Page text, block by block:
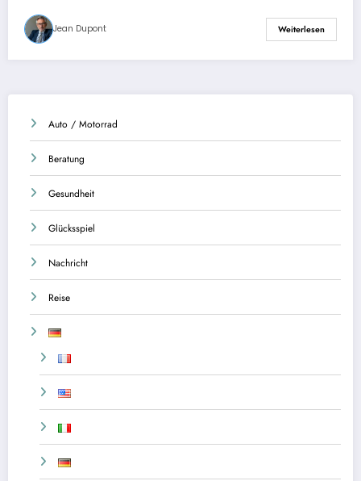
Jean Dupont Weiterlesen
Auto / Motorrad
Beratung
Gesundheit
Glücksspiel
Nachricht
Reise